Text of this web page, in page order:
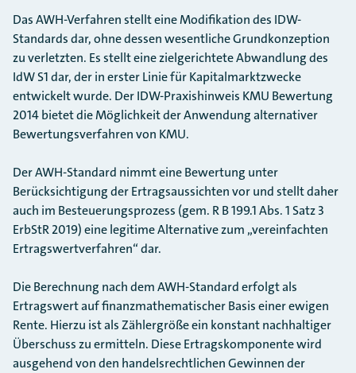
Das AWH-Verfahren stellt eine Modifikation des IDW-
Standards dar, ohne dessen wesentliche Grundkonzeption
zu verletzten. Es stellt eine zielgerichtete Abwandlung des
IdW S1 dar, der in erster Linie für Kapitalmarktzwecke
entwickelt wurde. Der IDW-Praxishinweis KMU Bewertung
2014 bietet die Möglichkeit der Anwendung alternativer
Bewertungsverfahren von KMU.
Der AWH-Standard nimmt eine Bewertung unter
Berücksichtigung der Ertragsaussichten vor und stellt daher
auch im Besteuerungsprozess (gem. R B 199.1 Abs. 1 Satz 3
ErbStR 2019) eine legitime Alternative zum „vereinfachten
Ertragswertverfahren“ dar.
Die Berechnung nach dem AWH-Standard erfolgt als
Ertragswert auf finanzmathematischer Basis einer ewigen
Rente. Hierzu ist als Zählergröße ein konstant nachhaltiger
Überschuss zu ermitteln. Diese Ertragskomponente wird
ausgehend von den handelsrechtlichen Gewinnen der